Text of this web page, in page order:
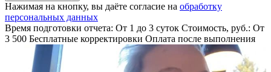
Нажимая на кнопку, вы даёте согласие на обработку
персональных данных
Время подготовки отчета: От 1 до 3 суток Стоимость, руб.: От
3 500 Бесплатные корректировки Оплата после выполнения